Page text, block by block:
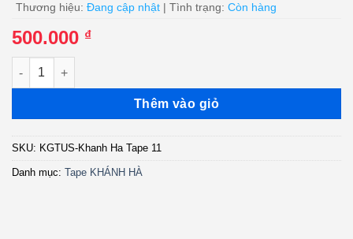
Thương hiệu: Đang cập nhật | Tình trạng: Còn hàng
500.000 ₫
Khánh Hà Tape 11 - Hãy Yêu Như Chưa Yêu Lần Nào - Khánh
Thêm vào giỏ
SKU: KGTUS-Khanh Ha Tape 11
Danh mục: Tape KHÁNH HÀ